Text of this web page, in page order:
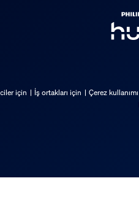
için İş ortakları için Çerez kullanımı